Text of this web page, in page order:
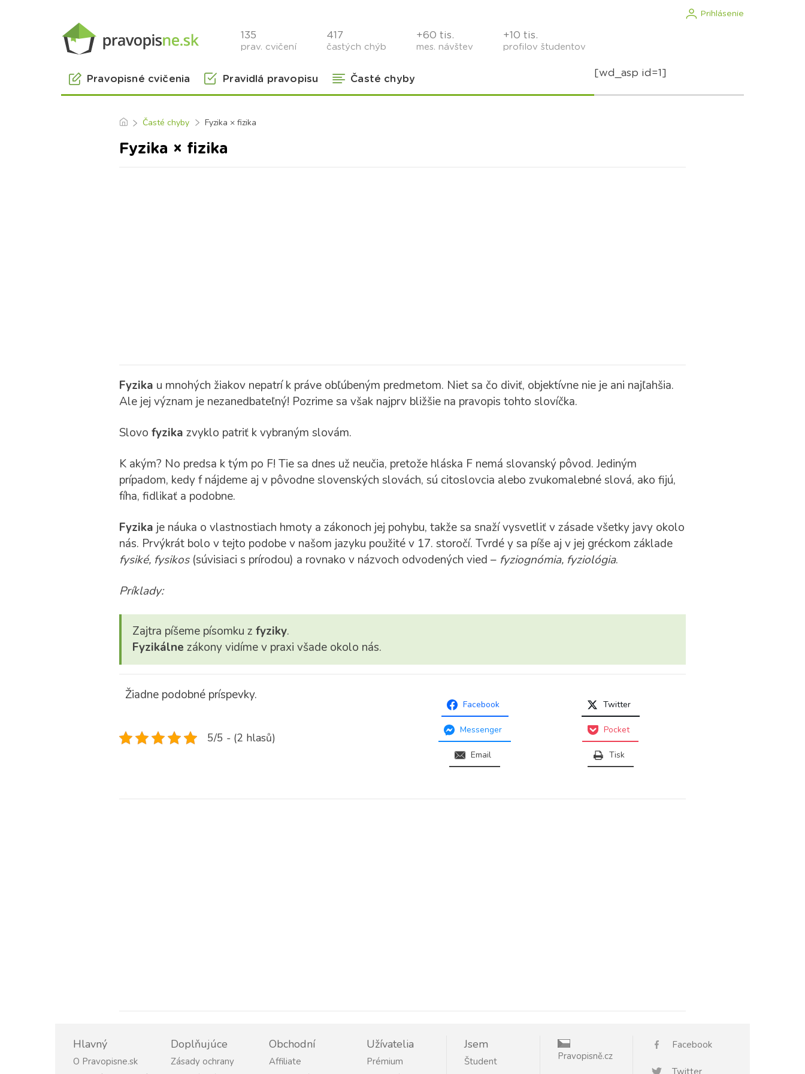
Prihlásenie
135
prav. cvičení
417
častých chýb
+60 tis.
mes. návštev
+10 tis.
profilov študentov
Pravopisné cvičenia Pravidlá pravopisu Časté chyby
[wd_asp id=1]
Časté chyby Fyzika × fizika
Fyzika × fizika
Fyzika u mnohých žiakov nepatrí k práve obľúbeným predmetom. Niet sa čo diviť, objektívne nie je ani najľahšia.
Ale jej význam je nezanedbateľný! Pozrime sa však najprv bližšie na pravopis tohto slovíčka.
Slovo fyzika zvyklo patriť k vybraným slovám.
K akým? No predsa k tým po F! Tie sa dnes už neučia, pretože hláska F nemá slovanský pôvod. Jediným
prípadom, kedy f nájdeme aj v pôvodne slovenských slovách, sú citoslovcia alebo zvukomalebné slová, ako fijú,
fíha, fidlikať a podobne.
Fyzika je náuka o vlastnostiach hmoty a zákonoch jej pohybu, takže sa snaží vysvetliť v zásade všetky javy okolo
nás. Prvýkrát bolo v tejto podobe v našom jazyku použité v 17. storočí. Tvrdé y sa píše aj v jej gréckom základe
fysiké, fysikos(súvisiaci s prírodou) a rovnako v názvoch odvodených vied – fyziognómia, fyziológia.
Príklady:
Zajtra píšeme písomku z fyziky.
Fyzikálne zákony vidíme v praxi všade okolo nás.
Žiadne podobné príspevky.
Facebook Twitter
Messenger Pocket
Email Tisk
5/5 - (2 hlasů)
Hlavný
O Pravopisne.sk
Doplňujúce
Zásady ochrany
Obchodní
Affiliate
Užívatelia
Prémium
Jsem
Študent
Pravopisně.cz
Facebook
Twitter